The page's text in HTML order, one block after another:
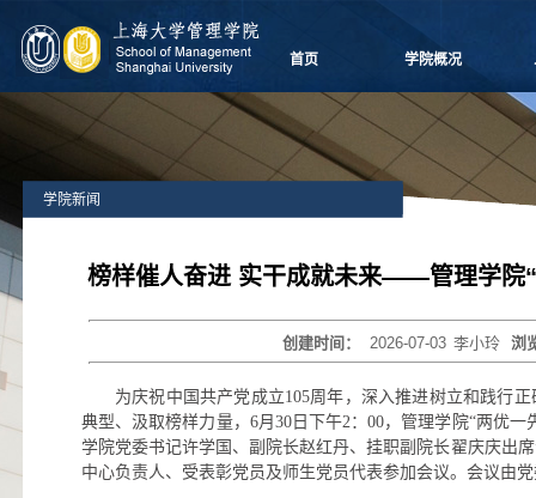
首页 学院概况
学院愿景
院长致辞
学院介绍
党群组织
学院制度
学院视频
历任领导
学院新闻
榜样催人奋进 实干成就未来——管理学院
创建时间：2026-07-03 李小玲 浏
为庆祝中国共产党成立105周年，深入推进树立和践行
典型、汲取榜样力量，6月30日下午2：00，管理学院“两优一
学院党委书记许学国、副院长赵红丹、挂职副院长翟庆庆出
中心负责人、受表彰党员及师生党员代表参加会议。会议由